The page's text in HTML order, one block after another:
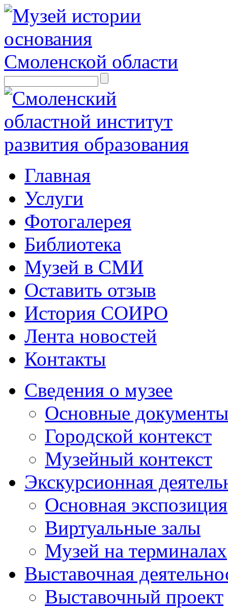
Главная
Услуги
Фотогалерея
Библиотека
Музей в СМИ
Оставить отзыв
История СОИРО
Лента новостей
Контакты
Сведения о музее
Основные документы
Городской контекст
Музейный контекст
Экскурсионная
Основная экспозиция
Виртуальные залы
Музей на терминалах
Выставочная
Выставочный проект